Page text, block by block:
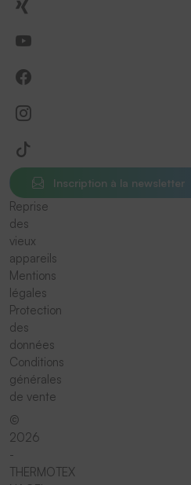
Inscription à la newsletter
Reprise
des
vieux
appareils
Mentions
légales
Protection
des
données
Conditions
générales
de vente
©
2026
-
THERMOTEX